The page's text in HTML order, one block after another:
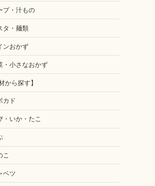
プ・汁もの
タ・麺類
ンおかず
・小さなおかず
から探す】
カド
・いか・たこ
こ
ベツ